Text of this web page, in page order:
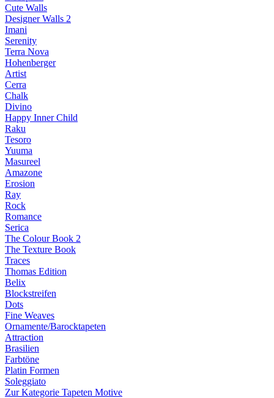
Cute Walls
Designer Walls 2
Imani
Serenity
Terra Nova
Hohenberger
Artist
Cerra
Chalk
Divino
Happy Inner Child
Raku
Tesoro
Yuuma
Masureel
Amazone
Erosion
Ray
Rock
Romance
Serica
The Colour Book 2
The Texture Book
Traces
Thomas Edition
Belix
Blockstreifen
Dots
Fine Weaves
Ornamente/Barocktapeten
Attraction
Brasilien
Farbtöne
Platin Formen
Soleggiato
Zur Kategorie Tapeten Motive